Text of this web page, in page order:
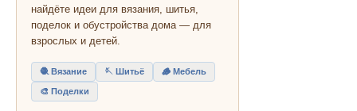
найдёте идеи для вязания, шитья,
поделок и обустройства дома — для
взрослых и детей.
🧶 Вязание 🪡 Шитьё 🪵 Мебель
🎨 Поделки